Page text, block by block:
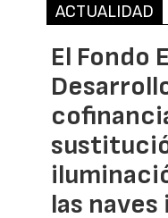
ACTUALIDAD
El Fondo
las